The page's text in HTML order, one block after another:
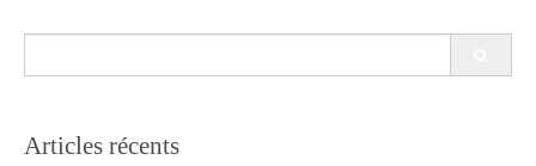
Articles récents